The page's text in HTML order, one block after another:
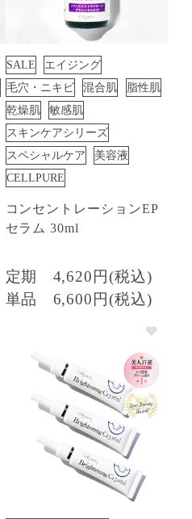
SALE
エイジング
毛穴・ニキビ
混合肌
脂性肌
乾燥肌
敏感肌
スキンケアシリーズ
スペシャルケア
美容液
CELLPURE
コンセントレーションEP
セラム 30ml
定期
4,620円(税込)
単品
6,600円(税込)